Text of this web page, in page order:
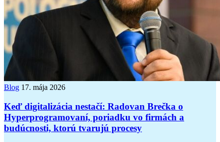
Blog 17. mája 2026
Keď digitalizácia nestačí: Radovan Brečka o
Hyperprogramovaní, poriadku vo firmách a
budúcnosti, ktorú tvarujú procesy